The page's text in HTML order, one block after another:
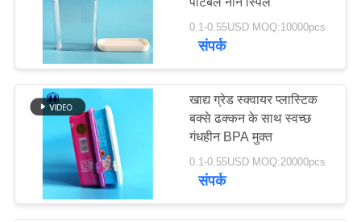
गुणवत्ता
नियंत्रण
संपर्क
करें
0.1-0.55USD MOQ:10000pcs
संपर्क
खाद्य ग्रेड स्क्वायर प्लास्टिक
बक्से ढक्कन के साथ स्वच्छ
गंधहीन BPA मुक्त
0.1-0.55USD MOQ:20000pcs
संपर्क